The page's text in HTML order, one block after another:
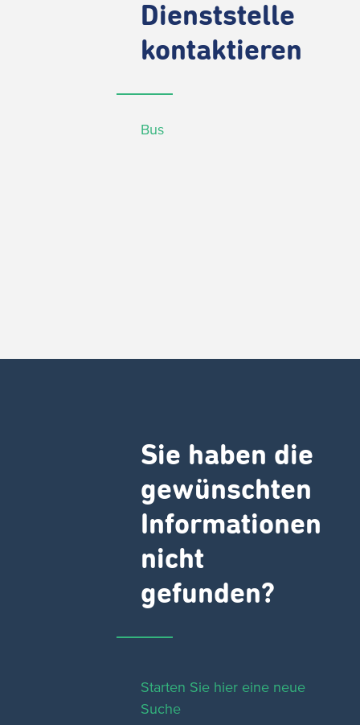
Dienststelle
kontaktieren
Bus
Sie haben die
gewünschten
Informationen
nicht
gefunden?
Starten Sie hier eine neue
Suche